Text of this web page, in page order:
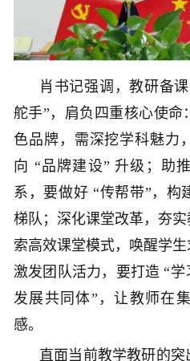
肖书记强调，教研备
舵手”，肩负四重核心使
色品牌，需深挖学科魅力
向 “品牌建设” 升级；助
系，要做好 “传帮带”，构
梯队；深化课堂改革，夯
索高效课堂模式，唤醒学生
激发团队活力，要打造 “学
发展共同体”，让教师在
感。
直面当前教学教研的